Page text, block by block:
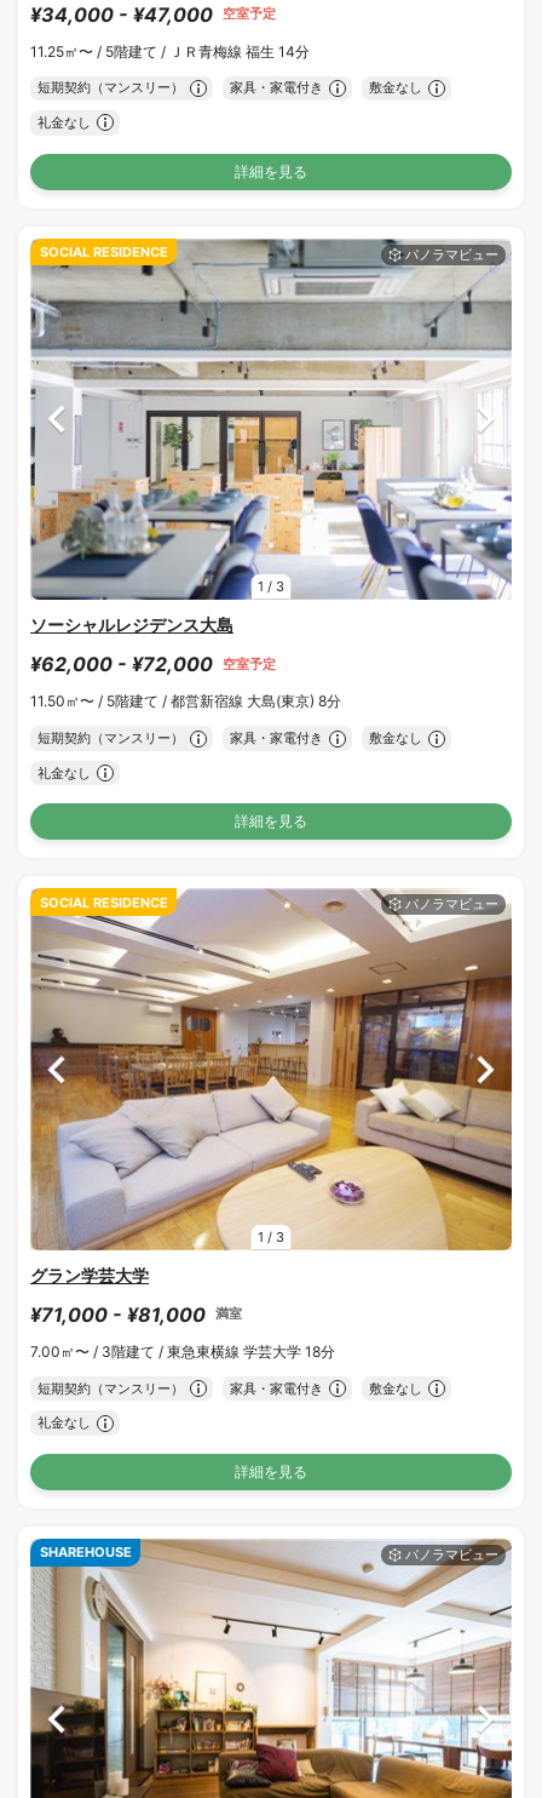
¥34,000 - ¥47,000 空室予定
11.25㎡〜 / 5階建て / ＪＲ青梅線 福生 14分
短期契約（マンスリー） 家具・家電付き 敷金なし
礼金なし
詳細を見る
1 / 3
SOCIAL RESIDENCE
ソーシャルレジデンス大島
¥62,000 - ¥72,000 空室予定
11.50㎡〜 / 5階建て / 都営新宿線 大島(東京) 8分
短期契約（マンスリー） 家具・家電付き 敷金なし
礼金なし
詳細を見る
1 / 3
SOCIAL RESIDENCE
グラン学芸大学
¥71,000 - ¥81,000 満室
7.00㎡〜 / 3階建て / 東急東横線 学芸大学 18分
短期契約（マンスリー） 家具・家電付き 敷金なし
礼金なし
詳細を見る
SHAREHOUSE